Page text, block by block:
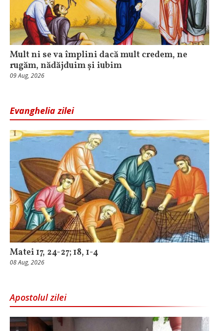
Mult ni se va împlini dacă mult credem, ne
rugăm, nădăjduim și iubim
09 Aug, 2026
Evanghelia zilei
Matei 17, 24-27; 18, 1-4
08 Aug, 2026
Apostolul zilei